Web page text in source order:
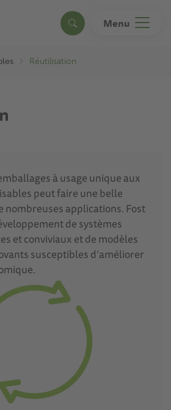
Search Menu
Réutilisation
à usage unique aux
peut faire une belle
nombreuses applications. Fost
de systèmes
et conviviaux et de modèles
susceptibles d’améliorer